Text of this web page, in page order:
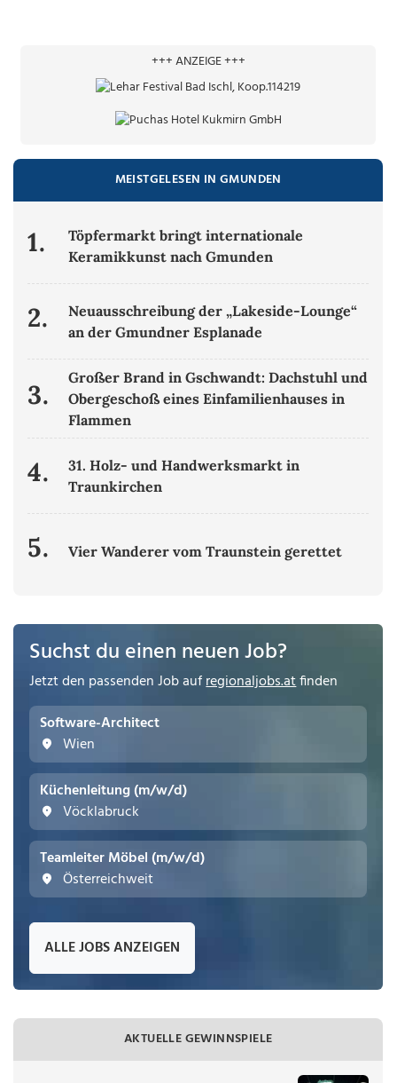
+++ ANZEIGE +++
MEISTGELESEN IN GMUNDEN
1.
Töpfermarkt bringt internationale
Keramikkunst nach Gmunden
2.
Neuausschreibung der „Lakeside-Lounge“
an der Gmundner Esplanade
3.
Großer Brand in Gschwandt: Dachstuhl und
Obergeschoß eines Einfamilienhauses in
Flammen
4.
31. Holz- und Handwerksmarkt in
Traunkirchen
5. Vier Wanderer vom Traunstein gerettet
Suchst du einen neuen Job?
Jetzt den passenden Job aufregionaljobs.atfinden
Software-Architect
Wien
Küchenleitung (m/w/d)
Vöcklabruck
Teamleiter Möbel (m/w/d)
Österreichweit
ALLE JOBS ANZEIGEN
AKTUELLE GEWINNSPIELE